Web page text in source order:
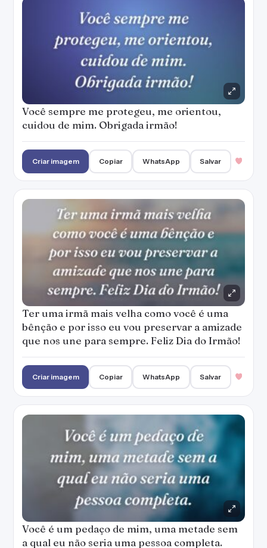
Você sempre me protegeu, me orientou,
cuidou de mim. Obrigada irmão!
Criar imagem Copiar WhatsApp Salvar
Ter uma irmã mais velha como você é uma
bênção e por isso eu vou preservar a amizade
que nos une para sempre. Feliz Dia do Irmão!
Criar imagem Copiar WhatsApp Salvar
Você é um pedaço de mim, uma metade sem
a qual eu não seria uma pessoa completa.